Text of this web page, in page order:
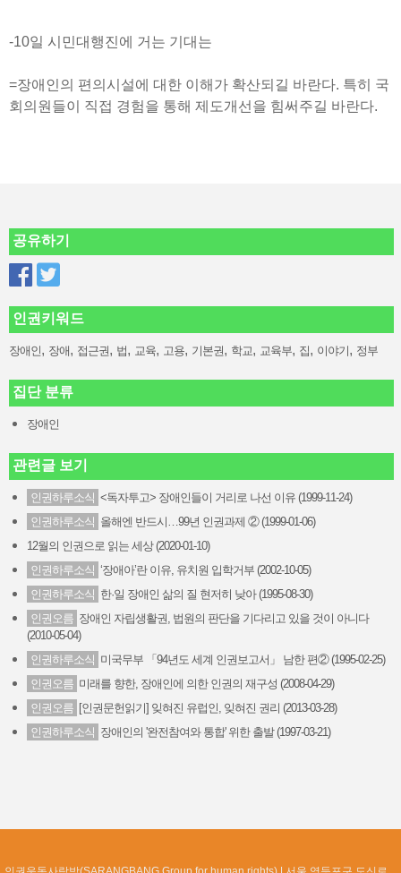
-10일 시민대행진에 거는 기대는
=장애인의 편의시설에 대한 이해가 확산되길 바란다. 특히 국
회의원들이 직접 경험을 통해 제도개선을 힘써주길 바란다.
공유하기
인권키워드
장애인, 장애, 접근권, 법, 교육, 고용, 기본권, 학교, 교육부, 집, 이야기, 정부
집단 분류
장애인
관련글 보기
인권하루소식 <독자투고> 장애인들이 거리로 나선 이유 (1999-11-24)
인권하루소식 올해엔 반드시…99년 인권과제 ② (1999-01-06)
12월의 인권으로 읽는 세상 (2020-01-10)
인권하루소식 ‘장애아’란 이유, 유치원 입학거부 (2002-10-05)
인권하루소식 한·일 장애인 삶의 질 현저히 낮아 (1995-08-30)
인권오름 장애인 자립생활권, 법원의 판단을 기다리고 있을 것이 아니다
(2010-05-04)
인권하루소식 미국무부 「94년도 세계 인권보고서」 남한 편② (1995-02-25)
인권오름 미래를 향한, 장애인에 의한 인권의 재구성 (2008-04-29)
인권오름 [인권문헌읽기] 잊혀진 유럽인, 잊혀진 권리 (2013-03-28)
인권하루소식 장애인의 '완전참여와 통합' 위한 출발 (1997-03-21)